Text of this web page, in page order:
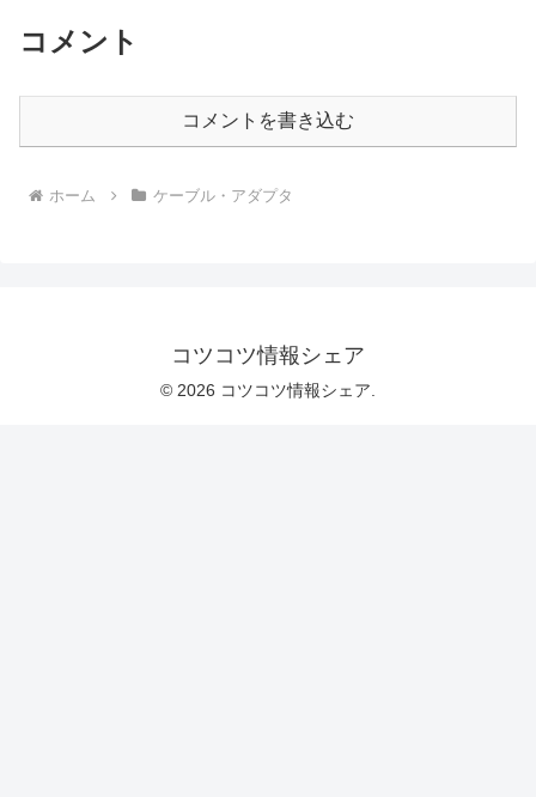
コメント
コメントを書き込む
ホーム ケーブル・アダプタ
コツコツ情報シェア
© 2026 コツコツ情報シェア.